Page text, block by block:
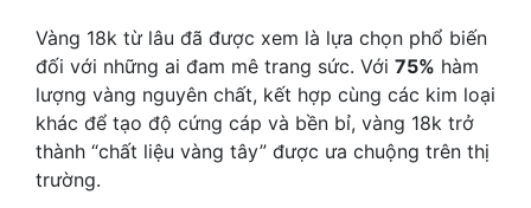
Vàng 18k từ lâu đã được xem là lựa chọn phổ biến
đối với những ai đam mê trang sức. Với 75% hàm
lượng vàng nguyên chất, kết hợp cùng các kim loại
khác để tạo độ cứng cáp và bền bỉ, vàng 18k trở
thành “chất liệu vàng tây” được ưa chuộng trên thị
trường.